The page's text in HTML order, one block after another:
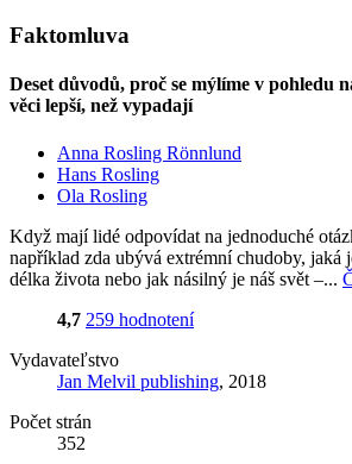
Faktomluva
Deset důvodů, proč se mýlíme v pohledu
věci lepší, než vypadají
Anna Rosling Rönnlund
Hans Rosling
Ola Rosling
Když mají lidé odpovídat na jednoduché
například zda ubývá extrémní chudoby, jaká
délka života nebo jak násilný je náš svět –...
4,7 259 hodnotení
Vydavateľstvo
Jan Melvil publishing, 2018
Počet strán
352